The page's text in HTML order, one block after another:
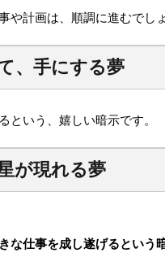
や計画は、順調に進むでしょ
、手にする夢
という、嬉しい暗示です。
が現れる夢
な仕事を成し遂げるという